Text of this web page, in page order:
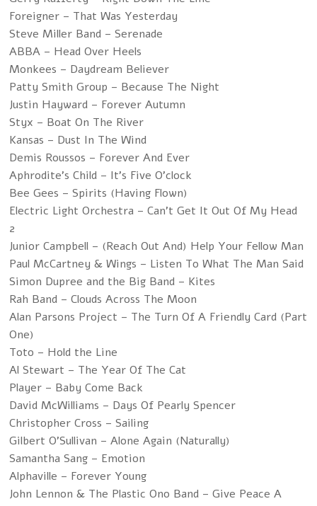
Foreigner – That Was Yesterday
Steve Miller Band – Serenade
ABBA – Head Over Heels
Monkees – Daydream Believer
Patty Smith Group – Because The Night
Justin Hayward – Forever Autumn
Styx – Boat On The River
Kansas – Dust In The Wind
Demis Roussos – Forever And Ever
Aphrodite's Child – It's Five O'clock
Bee Gees – Spirits (Having Flown)
Electric Light Orchestra – Can't Get It Out Of My Head
2
Junior Campbell – (Reach Out And) Help Your Fellow Man
Paul McCartney & Wings – Listen To What The Man Said
Simon Dupree and the Big Band – Kites
Rah Band – Clouds Across The Moon
Alan Parsons Project – The Turn Of A Friendly Card (Part
One)
Toto – Hold the Line
Al Stewart – The Year Of The Cat
Player – Baby Come Back
David McWilliams – Days Of Pearly Spencer
Christopher Cross – Sailing
Gilbert O'Sullivan – Alone Again (Naturally)
Samantha Sang – Emotion
Alphaville – Forever Young
John Lennon & The Plastic Ono Band – Give Peace A